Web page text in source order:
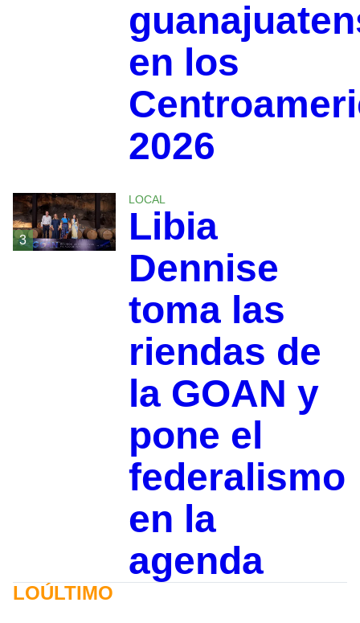
en los
2026
3
LOCAL
Libia
Dennise
toma las
riendas de
la GOAN y
pone el
federalismo
en la
agenda
LOÚLTIMO